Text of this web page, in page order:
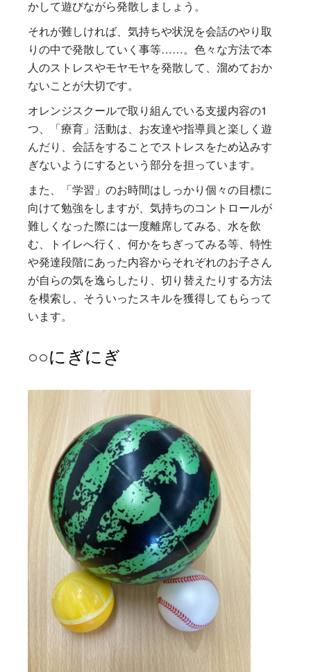
かして遊びながら発散しましょう。
それが難しければ、気持ちや状況を会話のやり取
りの中で発散していく事等……。色々な方法で本
人のストレスやモヤモヤを発散して、溜めておか
ないことが大切です。
オレンジスクールで取り組んでいる支援内容の1
つ、「療育」活動は、お友達や指導員と楽しく遊
んだり、会話をすることでストレスをため込みす
ぎないようにするという部分を担っています。
また、「学習」のお時間はしっかり個々の目標に
向けて勉強をしますが、気持ちのコントロールが
難しくなった際には一度離席してみる、水を飲
む、トイレへ行く、何かをちぎってみる等、特性
や発達段階にあった内容からそれぞれのお子さん
が自らの気を逸らしたり、切り替えたりする方法
を模索し、そういったスキルを獲得してもらって
います。
○○にぎにぎ